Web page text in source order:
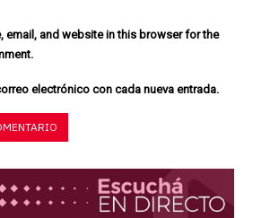
email, and website in this browser for the
electrónico con cada nueva entrada.